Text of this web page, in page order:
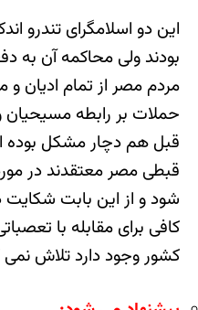
این دو اسلامگرای تندرو
بودند ولی محاکمه آن به
مردم مصر از تمام ادیان و
حملات بر رابطه مسیحیان
قبل هم دچار مشکل بوده
قبطی مصر معتقدند در
شود و از این بابت شکایت
کافی برای مقابله با
کشور وجود دارد تلاش نمی